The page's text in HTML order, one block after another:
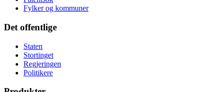
Fylker og kommuner
Det offentlige
Staten
Stortinget
Regjeringen
Politikere